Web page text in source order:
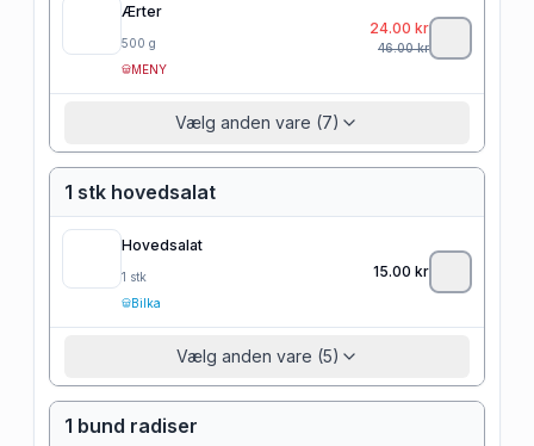
Ærter
500 g
MENY
24.00 kr
46.00kr
Vælg anden vare (7)
1 stk hovedsalat
Hovedsalat
1 stk
Bilka
15.00 kr
Vælg anden vare (5)
1 bund radiser